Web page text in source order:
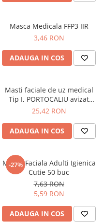
Masca Medicala FFP3 IIR
3,46 RON
ADAUGA IN COS
Masti faciale de uz medical
Tip I, PORTOCALIU avizat
conform DIRECTIVEI 93/42CEE.
25,42 RON
ADAUGA IN COS
-27%
Masca Faciala Adulti Igienica
Cutie 50 buc
7,63 RON
5,59 RON
ADAUGA IN COS